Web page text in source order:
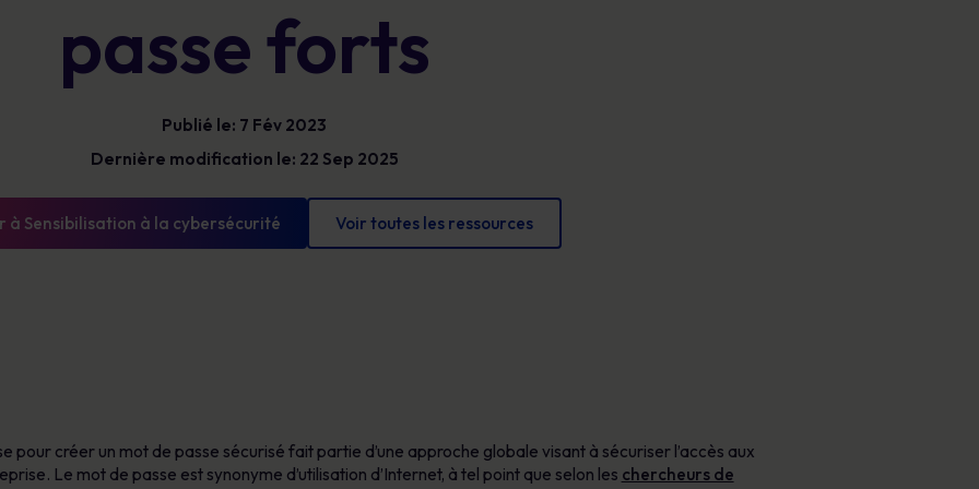
risques humains pour prioriser vos actions,
réduire votre exposition et démontrer des
progrès mesurables.
Les définitions de la cybersécurité que vous
devez connaître
passe forts
Publié le: 7 Fév 2023
Dernière modification le: 22 Sep 2025
à Sensibilisation à la cybersécurité Voir toutes les ressources
pour créer un mot de passe sécurisé fait partie d’une approche globale visant à sécuriser l’accès aux
Le mot de passe est synonyme d’utilisation d’Internet, à tel point que selon les chercheurs de